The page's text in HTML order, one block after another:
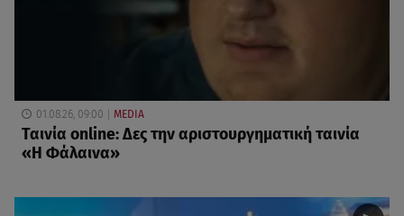
01.08.26, 09:00 MEDIA
Ταινία online: Δες την αριστουργηματική ταινία
«Η Φάλαινα»